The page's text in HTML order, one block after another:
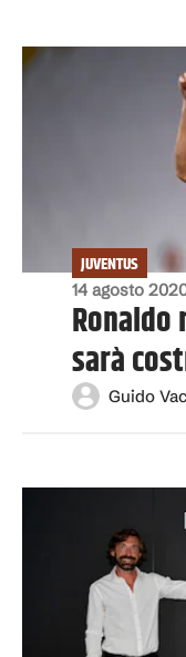
14 agosto
JUVENTUS
Ronaldo
sarà
Guido